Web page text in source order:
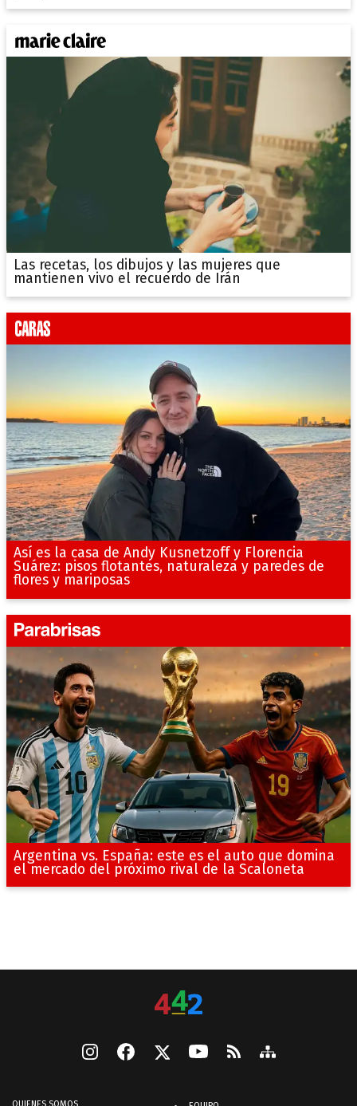
Las recetas, los dibujos y las mujeres que
mantienen vivo el recuerdo de Irán
Así es la casa de Andy Kusnetzoff y Florencia
Suárez: pisos flotantes, naturaleza y paredes de
flores y mariposas
Argentina vs. España: este es el auto que domina
el mercado del próximo rival de la Scaloneta
QUIENES SOMOS